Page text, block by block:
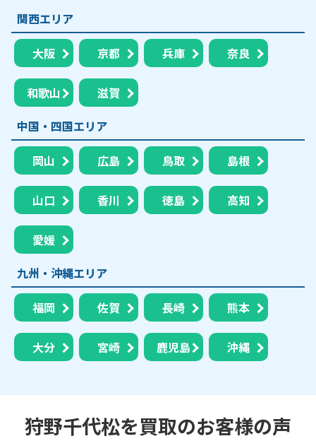
関西エリア
大阪 京都 兵庫 奈良
和歌山
滋賀
中国・四国エリア
岡山 広島 鳥取 島根
山口 香川 徳島 高知
愛媛
九州・沖縄エリア
福岡 佐賀 長崎 熊本
大分 宮崎 鹿児島 沖縄
狩野千代松を買取のお客様の声